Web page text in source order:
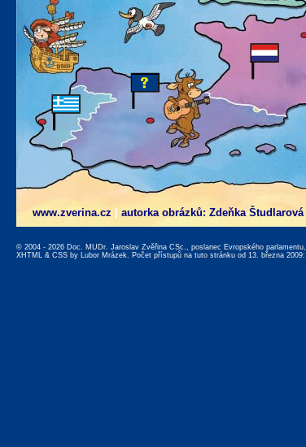
www.zverina.cz autorka obrázků: Zdeňka Študlarová
© 2004 - 2026 Doc. MUDr. Jaroslav Zvěřina CSc., poslanec Evropského parlamentu,
XHTML & CSS by Lubor Mrázek. Počet přístupů na tuto stránku od 13. března 2009: